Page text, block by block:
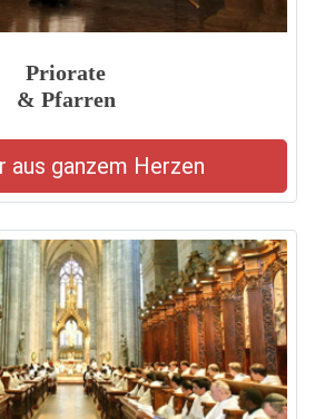
Priorate
& Pfarren
aus ganzem Herzen